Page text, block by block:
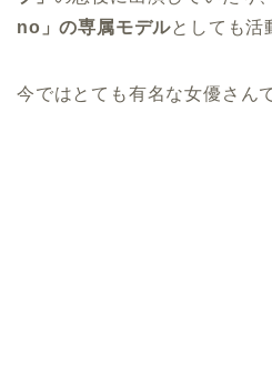
no」の専属モデルとしても活
今ではとても有名な女優さん